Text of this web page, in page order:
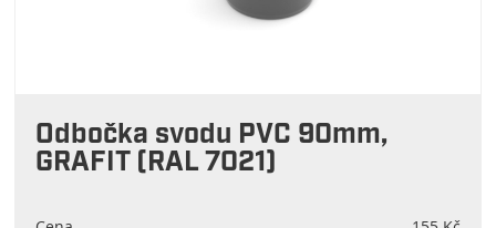
Odbočka svodu PVC 90mm,
GRAFIT (RAL 7021)